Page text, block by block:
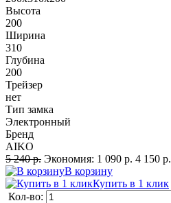
Высота
200
Ширина
310
Глубина
200
Трейзер
нет
Тип замка
Электронный
Бренд
AIKO
5 240 р. Экономия: 1 090 р. 4 150 р.
В корзину
Купить в 1 клик
Кол-во: